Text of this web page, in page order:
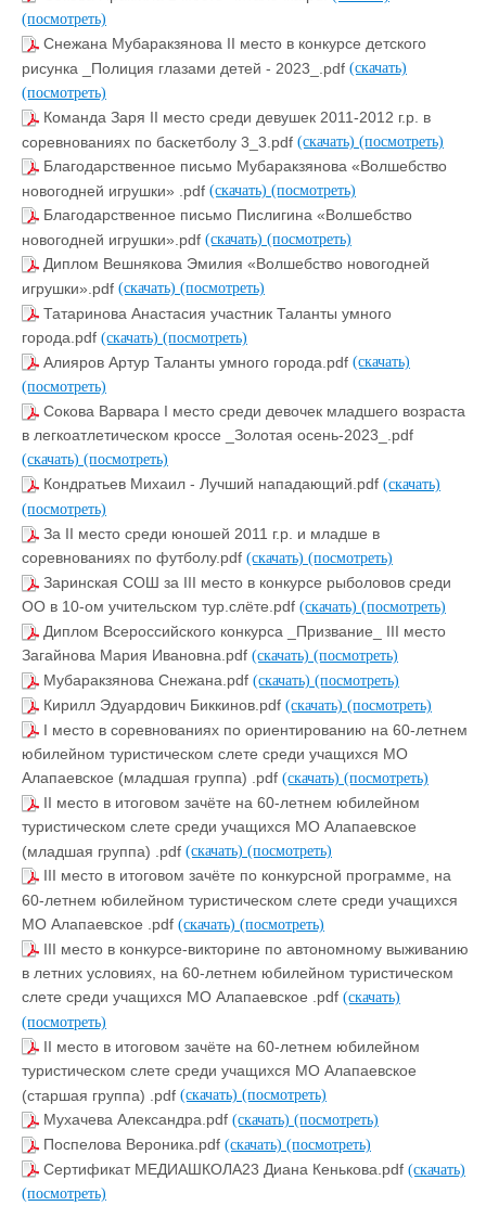
(посмотреть)
Снежана Мубаракзянова II место в конкурсе детского
рисунка _Полиция глазами детей - 2023_.pdf (скачать)
(посмотреть)
Команда Заря II место среди девушек 2011-2012 г.р. в
соревнованиях по баскетболу 3_3.pdf (скачать) (посмотреть)
Благодарственное письмо Мубаракзянова «Волшебство
новогодней игрушки» .pdf (скачать) (посмотреть)
Благодарственное письмо Пислигина «Волшебство
новогодней игрушки».pdf (скачать) (посмотреть)
Диплом Вешнякова Эмилия «Волшебство новогодней
игрушки».pdf (скачать) (посмотреть)
Татаринова Анастасия участник Таланты умного
города.pdf (скачать) (посмотреть)
Алияров Артур Таланты умного города.pdf (скачать)
(посмотреть)
Сокова Варвара I место среди девочек младшего возраста
в легкоатлетическом кроссе _Золотая осень-2023_.pdf
(скачать) (посмотреть)
Кондратьев Михаил - Лучший нападающий.pdf (скачать)
(посмотреть)
За II место среди юношей 2011 г.р. и младше в
соревнованиях по футболу.pdf (скачать) (посмотреть)
Заринская СОШ за III место в конкурсе рыболовов среди
ОО в 10-ом учительском тур.слёте.pdf (скачать) (посмотреть)
Диплом Всероссийского конкурса _Призвание_ III место
Загайнова Мария Ивановна.pdf (скачать) (посмотреть)
Мубаракзянова Снежана.pdf (скачать) (посмотреть)
Кирилл Эдуардович Биккинов.pdf (скачать) (посмотреть)
I место в соревнованиях по ориентированию на 60-летнем
юбилейном туристическом слете среди учащихся МО
Алапаевское (младшая группа) .pdf (скачать) (посмотреть)
II место в итоговом зачёте на 60-летнем юбилейном
туристическом слете среди учащихся МО Алапаевское
(младшая группа) .pdf (скачать) (посмотреть)
III место в итоговом зачёте по конкурсной программе, на
60-летнем юбилейном туристическом слете среди учащихся
МО Алапаевское .pdf (скачать) (посмотреть)
III место в конкурсе-викторине по автономному выживанию
в летних условиях, на 60-летнем юбилейном туристическом
слете среди учащихся МО Алапаевское .pdf (скачать)
(посмотреть)
II место в итоговом зачёте на 60-летнем юбилейном
туристическом слете среди учащихся МО Алапаевское
(старшая группа) .pdf (скачать) (посмотреть)
Мухачева Александра.pdf (скачать) (посмотреть)
Поспелова Вероника.pdf (скачать) (посмотреть)
Сертификат МЕДИАШКОЛА23 Диана Кенькова.pdf (скачать)
(посмотреть)